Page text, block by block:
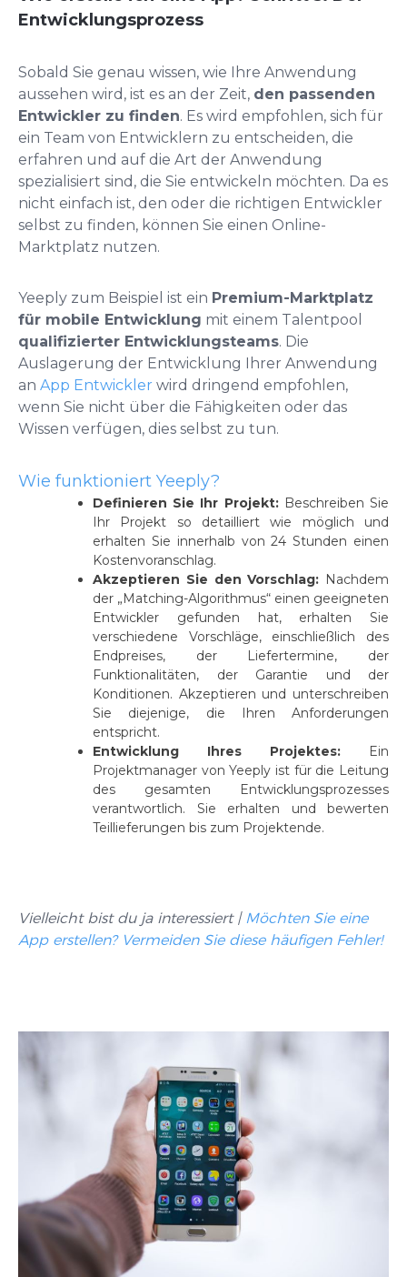
Entwicklungsprozess
Sobald Sie genau wissen, wie Ihre Anwendung
aussehen wird, ist es an der Zeit, den passenden
Entwickler zu finden. Es wird empfohlen, sich für
ein Team von Entwicklern zu entscheiden, die
erfahren und auf die Art der Anwendung
spezialisiert sind, die Sie entwickeln möchten. Da es
nicht einfach ist, den oder die richtigen Entwickler
selbst zu finden, können Sie einen Online-
Marktplatz nutzen.
Yeeply zum Beispiel ist ein Premium-Marktplatz
für mobile Entwicklung mit einem Talentpool
qualifizierter Entwicklungsteams. Die
Auslagerung der Entwicklung Ihrer Anwendung
an App Entwickler wird dringend empfohlen,
wenn Sie nicht über die Fähigkeiten oder das
Wissen verfügen, dies selbst zu tun.
Wie funktioniert Yeeply?
Definieren Sie Ihr Projekt:Beschreiben Sie
Ihr Projekt so detailliert wie möglich und
erhalten Sie innerhalb von 24 Stunden einen
Kostenvoranschlag.
Akzeptieren Sie den Vorschlag: Nachdem
der „Matching-Algorithmus“ einen geeigneten
Entwickler gefunden hat, erhalten Sie
verschiedene Vorschläge, einschließlich des
Endpreises, der Liefertermine, der
Funktionalitäten, der Garantie und der
Konditionen. Akzeptieren und unterschreiben
Sie diejenige, die Ihren Anforderungen
entspricht.
Entwicklung Ihres Projektes:
Ein
Projektmanager von Yeeply ist für die Leitung
des gesamten Entwicklungsprozesses
verantwortlich. Sie erhalten und bewerten
Teillieferungen bis zum Projektende.
Vielleicht bist du ja interessiert | Möchten Sie eine
App erstellen? Vermeiden Sie diese häufigen Fehler!